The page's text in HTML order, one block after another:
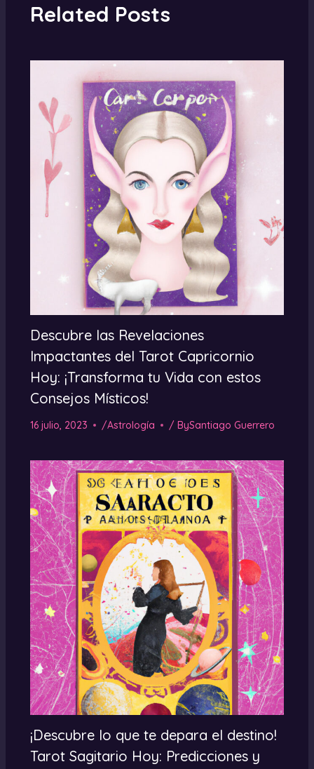
Related Posts
Descubre las Revelaciones
Impactantes del Tarot Capricornio
Hoy: ¡Transforma tu Vida con estos
Consejos Místicos!
16 julio, 2023 /Astrología / BySantiago Guerrero
¡Descubre lo que te depara el destino!
Tarot Sagitario Hoy: Predicciones y